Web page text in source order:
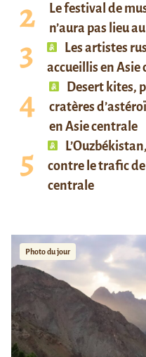
Le festival de
n’aura pas lieu
Les artistes
accueillis en Asie
Desert kites,
cratères
en Asie centrale
contre le trafic
centrale
Photo du jour